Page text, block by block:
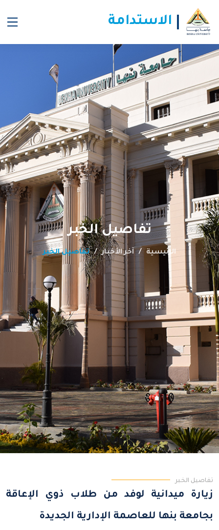
زيارة ميدانية لوفد من طلاب ذوي الإعاقة بجامعة بنها للعاصمة الإدارية الجديدة
الاستدامة
تفاصيل الخبر
الرئيسية آخر الأخبار تفاصيل الخبر
تفاصيل الخبر
زيارة ميدانية لوفد من طلاب ذوي الإعاقة
بجامعة بنها للعاصمة الإدارية الجديدة